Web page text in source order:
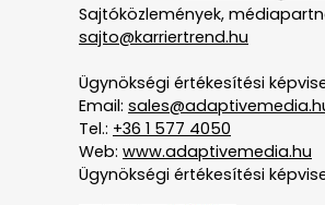
Sajtóközlemények,
sajto@karriertrend.hu
Ügynökségi értékesítési
Email:
Tel.: +36 1 577 4050
Web: www.adaptivemedia.hu
Ügynökségi értékesítési